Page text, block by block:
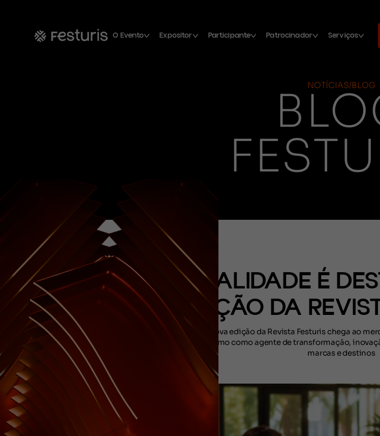
O Evento Expositor Participante Patrocinador Serviços
NOTÍCIAS/BLOG
HOSPITALIDADE É
EDIÇÃO DA
A nova edição da Revista Festuris chega ao
turismo como agente de transformação,
marcas e destinos